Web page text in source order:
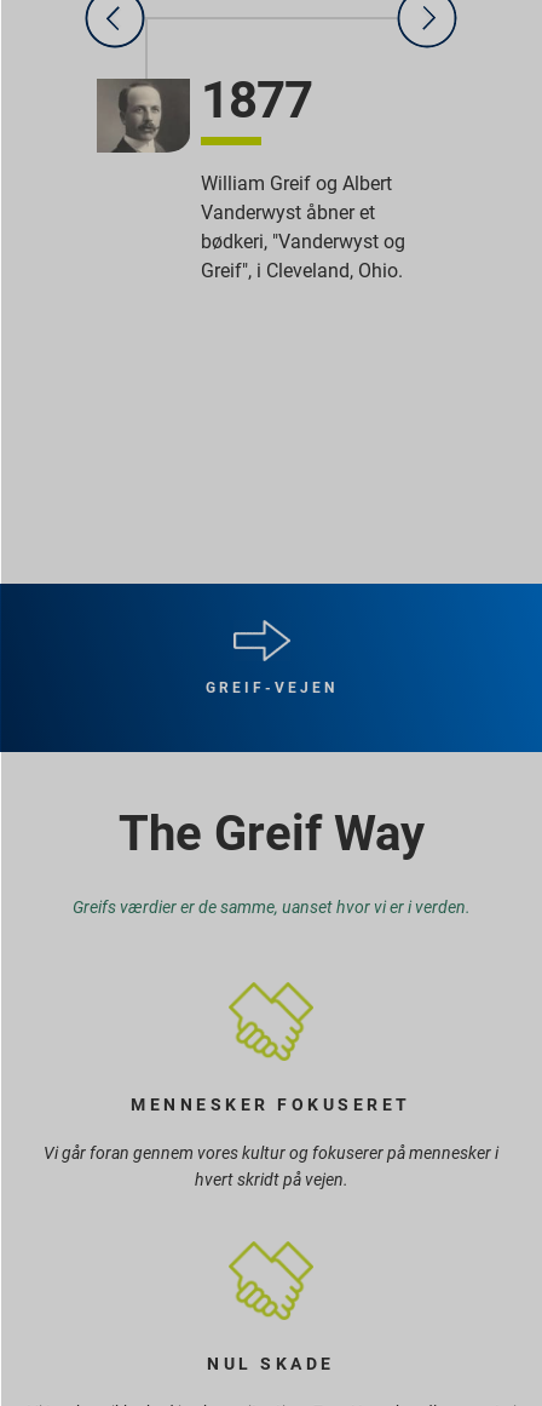
1877
William Greif og Albert
Vanderwyst åbner et
bødkeri, "Vanderwyst og
Greif", i Cleveland, Ohio.
GREIF-VEJEN
The Greif Way
Greifs værdier er de samme, uanset hvor vi er i verden.
MENNESKER FOKUSERET
Vi går foran gennem vores kultur og fokuserer på mennesker i
hvert skridt på vejen.
NUL SKADE